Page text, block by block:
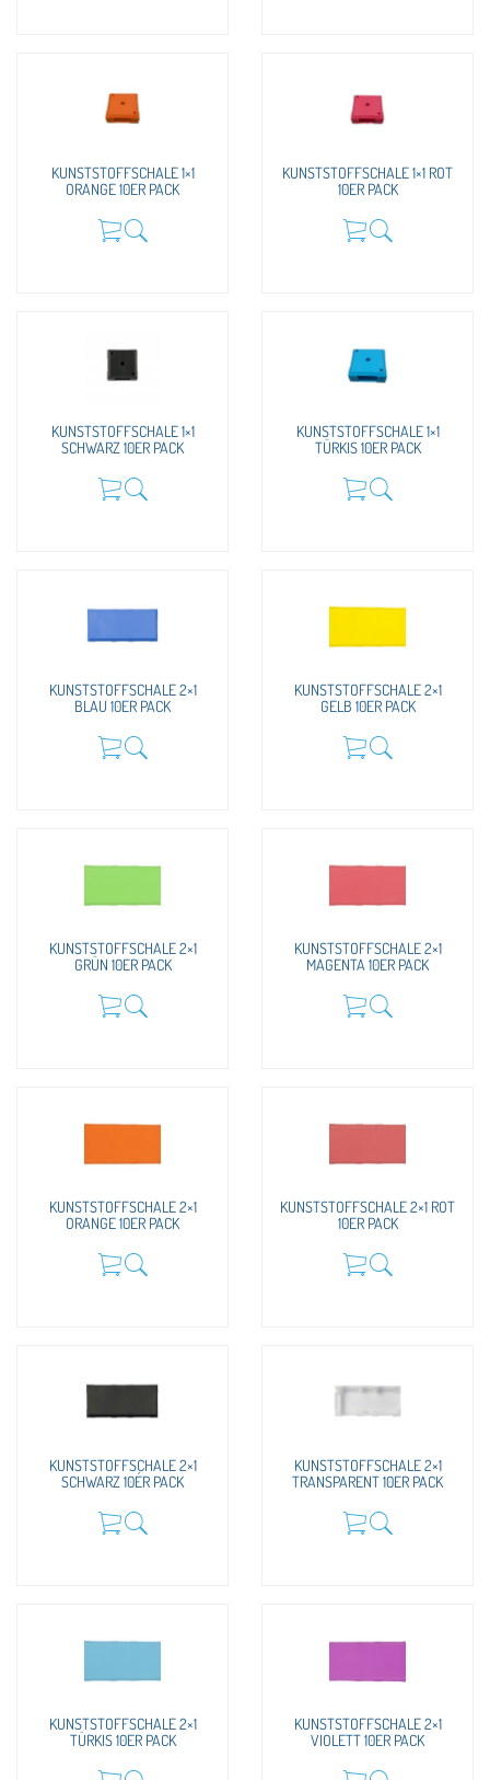
KUNSTSTOFFSCHALE 1×1
ORANGE 10ER PACK
KUNSTSTOFFSCHALE 1×1 ROT
10ER PACK
KUNSTSTOFFSCHALE 1×1
SCHWARZ 10ER PACK
KUNSTSTOFFSCHALE 1×1
TÜRKIS 10ER PACK
KUNSTSTOFFSCHALE 2×1
BLAU 10ER PACK
KUNSTSTOFFSCHALE 2×1
GELB 10ER PACK
KUNSTSTOFFSCHALE 2×1
GRÜN 10ER PACK
KUNSTSTOFFSCHALE 2×1
MAGENTA 10ER PACK
KUNSTSTOFFSCHALE 2×1
ORANGE 10ER PACK
KUNSTSTOFFSCHALE 2×1 ROT
10ER PACK
KUNSTSTOFFSCHALE 2×1
SCHWARZ 10ÉR PACK
KUNSTSTOFFSCHALE 2×1
TRANSPARENT 10ER PACK
KUNSTSTOFFSCHALE 2×1
TÜRKIS 10ER PACK
KUNSTSTOFFSCHALE 2×1
VIOLETT 10ER PACK